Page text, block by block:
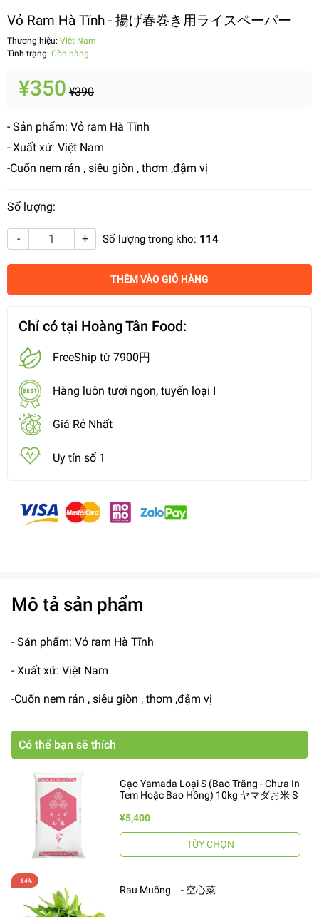
Vỏ Ram Hà Tĩnh - 揚げ春巻き用ライスペーパー
Thương hiệu: Việt Nam
Tình trạng: Còn hàng
¥350 ¥390
- Sản phẩm: Vỏ ram Hà Tĩnh
- Xuất xứ: Việt Nam
-Cuốn nem rán , siêu giòn , thơm ,đậm vị
Số lượng:
- + Số lượng trong kho: 114
THÊM VÀO GIỎ HÀNG
Chỉ có tại Hoàng Tân Food:
FreeShip từ 7900円
Hàng luôn tươi ngon, tuyển loại I
Giá Rẻ Nhất
Uy tín số 1
Mô tả sản phẩm
- Sản phẩm: Vỏ ram Hà Tĩnh
- Xuất xứ: Việt Nam
-Cuốn nem rán , siêu giòn , thơm ,đậm vị
Có thể bạn sẽ thích
Gạo Yamada Loại S (Bao Trắng - Chưa In
Tem Hoặc Bao Hồng) 10kg ヤマダお米 S
¥5,400
TÙY CHỌN
Rau Muống - 空心菜